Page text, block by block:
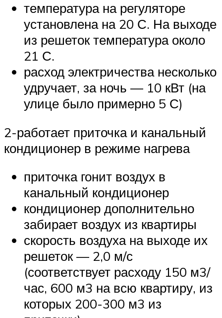
температура на регуляторе
установлена на 20 С. На выходе
из решеток температура около
21 С.
расход электричества несколько
удручает, за ночь — 10 кВт (на
улице было примерно 5 С)
2-работает приточка и канальный
кондиционер в режиме нагрева
приточка гонит воздух в
канальный кондиционер
кондиционер дополнительно
забирает воздух из квартиры
скорость воздуха на выходе их
решеток — 2,0 м/с
(соответствует расходу 150 м3/
час, 600 м3 на всю квартиру, из
которых 200-300 м3 из